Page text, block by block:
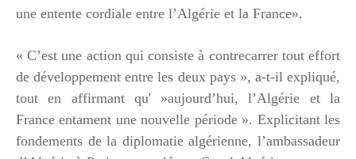
une entente cordiale entre l’Algérie et la France».
« C’est une action qui consiste à contrecarrer tout effort
de développement entre les deux pays », a-t-il expliqué,
tout en affirmant qu' »aujourd’hui, l’Algérie et la
France entament une nouvelle période ». Explicitant les
fondements de la diplomatie algérienne, l’ambassadeur